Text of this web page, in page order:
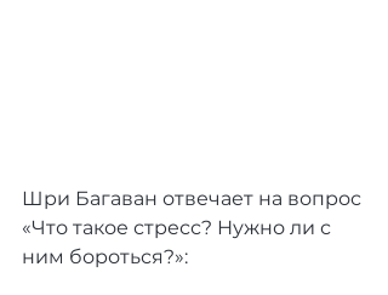
Шри Багаван отвечает на вопрос
«Что такое стресс? Нужно ли с
ним бороться?»: